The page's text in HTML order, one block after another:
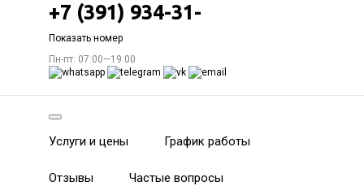
+7 (391) 934-31-
Показать номер
Пн-пт: 07:00—19:00
Услуги и цены График работы
Отзывы Частые вопросы